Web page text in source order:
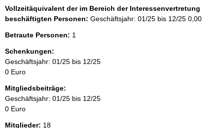
Vollzeitäquivalent der im Bereich der Interessenvertretung
beschäftigten Personen: Geschäftsjahr: 01/25 bis 12/25 0,00
Betraute Personen: 1
Schenkungen:
Geschäftsjahr: 01/25 bis 12/25
0 Euro
Mitgliedsbeiträge:
Geschäftsjahr: 01/25 bis 12/25
0 Euro
Mitglieder: 18